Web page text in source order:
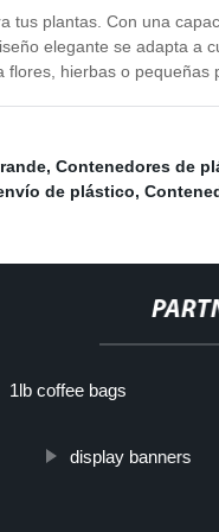
tus plantas. Con una
elegante se adapta
hierbas o pequeñas
, Contenedores de
de plástico,
1lb coffee bags
display banners